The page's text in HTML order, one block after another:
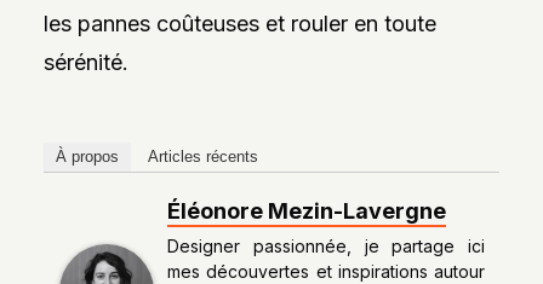
les pannes coûteuses et rouler en toute
sérénité.
À propos Articles récents
Éléonore Mezin-Lavergne
Designer passionnée, je partage ici
mes découvertes et inspirations autour